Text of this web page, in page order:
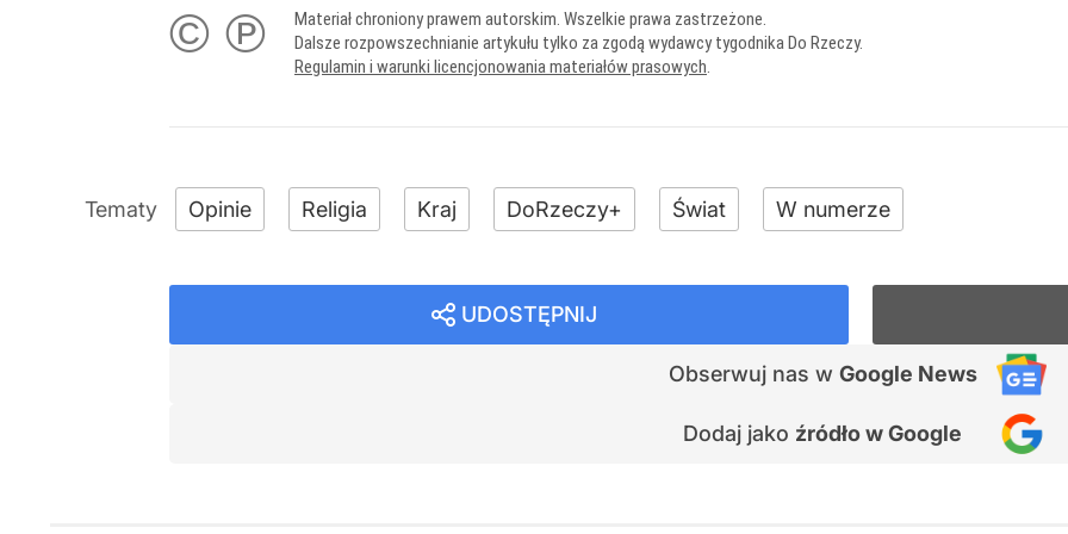
© ℗
Materiał chroniony prawem autorskim. Wszelkie prawa zastrzeżone.
Dalsze rozpowszechnianie artykułu tylko za zgodą wydawcy tygodnika Do Rzeczy.
Regulamin i warunki licencjonowania materiałów prasowych.
Opinie Religia Kraj DoRzeczy+ Świat W numerze
UDOSTĘPNIJ
Obserwuj nas w Google News
Dodaj jako źródło w Google